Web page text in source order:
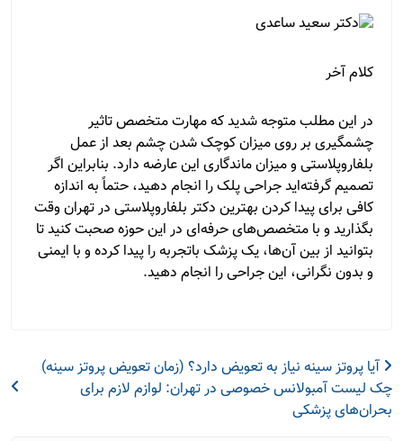
کلام آخر
در این مطلب متوجه شدید که مهارت متخصص تاثیر
چشمگیری بر روی میزان کوچک شدن چشم بعد از عمل
بلفاروپلاستی و میزان ماندگاری این عارضه دارد. بنابراین اگر
تصمیم گرفته‌اید جراحی پلک را انجام دهید، حتماً به اندازه
کافی برای پیدا کردن بهترین دکتر بلفاروپلاستی در تهران وقت
بگذارید و با متخصص‌های حرفه‌ای در این حوزه صحبت کنید تا
بتوانید از بین آن‌ها، یک پزشک باتجربه را پیدا کرده و با ایمنی
و بدون نگرانی، این جراحی را انجام دهید.
آیا پروتز سینه نیاز به تعویض دارد؟ (زمان تعویض پروتز سینه)
چک لیست آمبولانس خصوصی در تهران: لوازم لازم برای
بحران‌های پزشکی